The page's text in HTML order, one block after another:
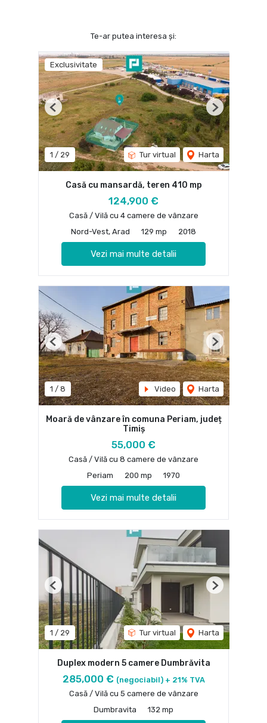
Te-ar putea interesa și:
Exclusivitate
1 / 29 Tur virtual Harta
Previous Next
Casă cu mansardă, teren 410 mp
124,900 €
Casă / Vilă cu 4 camere de vânzare
Nord-Vest, Arad
129 mp 2018
Vezi mai multe detalii
1 / 8 Video Harta
Previous Next
Moară de vânzare în comuna Periam, județ
Timiș
55,000 €
Casă / Vilă cu 8 camere de vânzare
Periam
200 mp 1970
Vezi mai multe detalii
1 / 29 Tur virtual Harta
Previous Next
Duplex modern 5 camere Dumbrăvita
285,000 € (negociabil) + 21% TVA
Casă / Vilă cu 5 camere de vânzare
Dumbravita
132 mp